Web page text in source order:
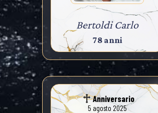
Bertoldi Carlo
78 anni
Anniversario
5 agosto 2025